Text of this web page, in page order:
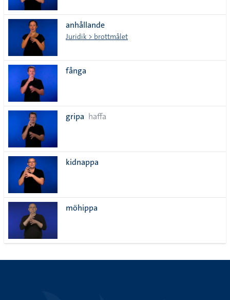
anhållande
Juridik > brottmålet
fånga
gripa haffa
kidnappa
möhippa